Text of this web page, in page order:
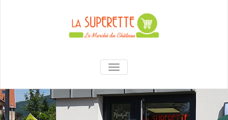
La Superette –
le marché du
château
AFFICHER/MASQUER LA